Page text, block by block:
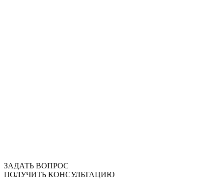
ЗАДАТЬ ВОПРОС
ПОЛУЧИТЬ КОНСУЛЬТАЦИЮ